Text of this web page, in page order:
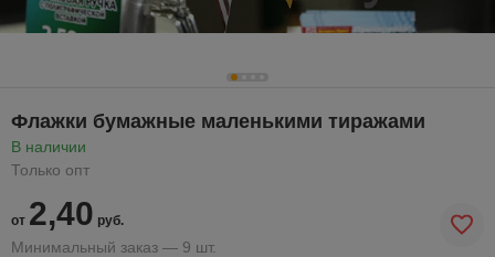
Флажки бумажные маленькими тиражами
В наличии
Только опт
от 2,40 руб.
Минимальный заказ — 9 шт.